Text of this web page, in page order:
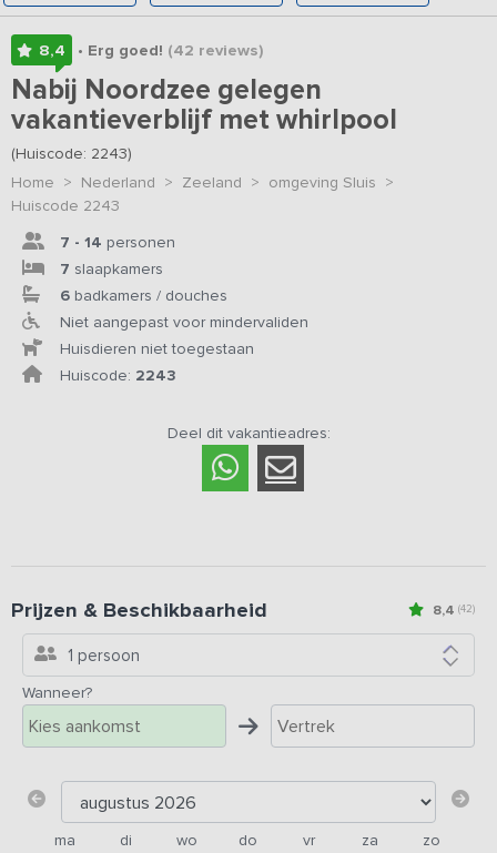
8,4 • Erg goed! (42 reviews)
Nabij Noordzee gelegen
vakantieverblijf met whirlpool
(Huiscode: 2243)
Home > Nederland > Zeeland > omgeving Sluis >
Huiscode 2243
7 - 14 personen
7 slaapkamers
6 badkamers / douches
Niet aangepast voor mindervaliden
Huisdieren niet toegestaan
Huiscode: 2243
Deel dit vakantieadres:
8,4 (42)
Prijzen & Beschikbaarheid
1 persoon
Wanneer?
ma di wo do vr za zo